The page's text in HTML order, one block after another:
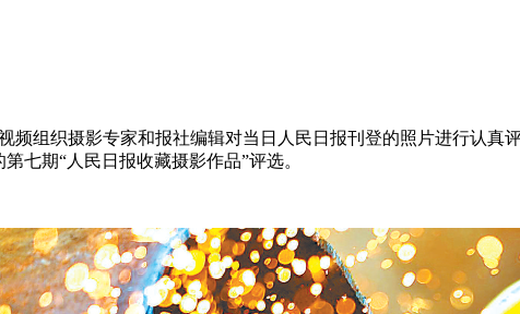
频组织摄影专家和报社编辑对当日人民日报刊登的照片进行认真
七期“人民日报收藏摄影作品”评选。